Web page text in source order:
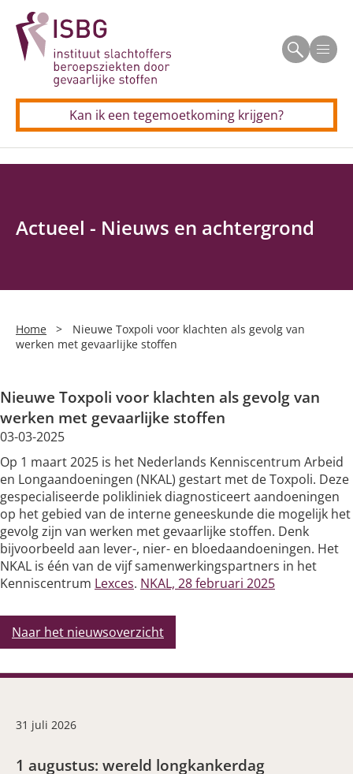
Beroepsziekten
Allergisch beroepsastma
CSE (schildersziekte)
Longkanker door asbest
Neus(bijholte)kanker door houtstof
Uw aanvraag in 5 stappen
Persoonlijke verhalen
Veelgestelde vragen
Voor professionals
CSE (schildersziekte)
Longkanker door silica
Neus(bijholte)kanker door houtstof
Very Brief Work Advice
Bestellen informatiemateriaal
Kan ik een tegemoetkoming krijgen?
Actueel - Nieuws en achtergrond
Home >
Nieuwe Toxpoli voor klachten als gevolg van
werken met gevaarlijke stoffen
Nieuwe Toxpoli voor klachten als gevolg van
werken met gevaarlijke stoffen
03-03-2025
Op 1 maart 2025 is het Nederlands Kenniscentrum Arbeid
en Longaandoeningen (NKAL) gestart met de Toxpoli. Deze
gespecialiseerde polikliniek diagnosticeert aandoeningen
op het gebied van de interne geneeskunde die mogelijk het
gevolg zijn van werken met gevaarlijke stoffen. Denk
bijvoorbeeld aan lever-, nier- en bloedaandoeningen. Het
NKAL is één van de vijf samenwerkingspartners in het
Kenniscentrum Lexces. NKAL, 28 februari 2025
Naar het nieuwsoverzicht
31 juli 2026
1 augustus: wereld longkankerdag